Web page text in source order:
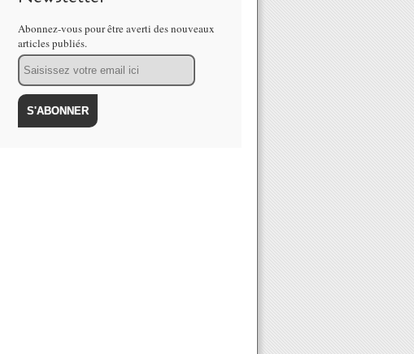
Abonnez-vous pour être averti des nouveaux
articles publiés.
Email